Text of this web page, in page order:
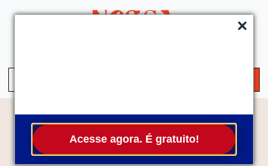
Acesse agora. É gratuito!
Temas